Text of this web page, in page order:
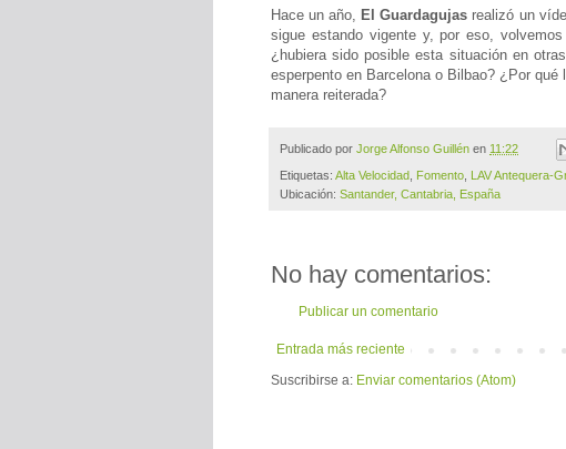
Hace un año, El Guardagujas realizó un
sigue estando vigente y, por eso,
¿hubiera sido posible esta situación en
esperpento en Barcelona o Bilbao? ¿Por
manera reiterada?
Publicado por Jorge Alfonso Guillén en 11:22
Etiquetas: Alta Velocidad Fomento LAV Antequera-
Ubicación: Santander, Cantabria, España
No hay comentarios:
Publicar un comentario
Entrada más reciente
Suscribirse a: Enviar comentarios (Atom)